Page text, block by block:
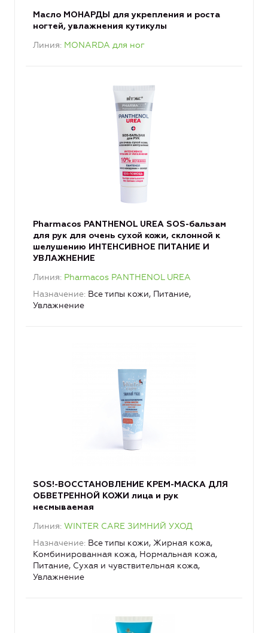
Масло МОНАРДЫ для укрепления и роста
ногтей, увлажнения кутикулы
Линия MONARDA для ног
Pharmacos PANTHENOL UREA SOS-бальзам
для рук для очень сухой кожи, склонной к
шелушению ИНТЕНСИВНОЕ ПИТАНИЕ И
УВЛАЖНЕНИЕ
Линия Pharmacos PANTHENOL UREA
Назначение Все типы кожи, Питание,
Увлажнение
SOS!-ВОССТАНОВЛЕНИЕ КРЕМ-МАСКА ДЛЯ
ОБВЕТРЕННОЙ КОЖИ лица и рук
несмываемая
Линия WINTER CARE ЗИМНИЙ УХОД
Назначение Все типы кожи, Жирная кожа,
Комбинированная кожа, Нормальная кожа,
Питание, Сухая и чувствительная кожа,
Увлажнение